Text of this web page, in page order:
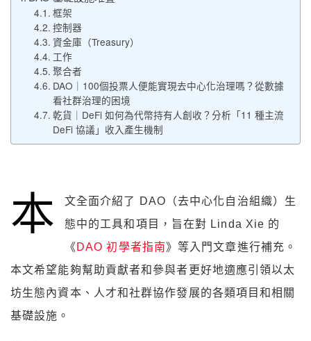
框架
控制器
資金庫（Treasury）
工作
聚合者
DAO｜100個投票人便能實現去中心化治理嗎？從數據
看社群治理的困境
乾貨｜DeFi 如何為代幣持有人創收？分析「11 種主流
DeFi 協議」收入產生機制
本
文全面介紹了 DAO（去中心化自治組織）生
態中的工具和項目，旨在對 Linda Xie 的
《 DAO 初學者指南》等入門文章進行補充。
本文希望能夠幫助貢獻者和參與者更好地適應引領以太
坊生態內資本、人才和社群協作發展的各類項目和相關
基礎設施。